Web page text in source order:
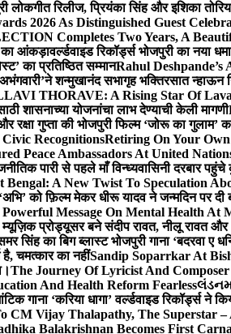
रिलीज, प्रियंका सिंह और इशिका
2026 As Distinguished Guest
Completes Two Years, A
का आंकड़ावर्ल्डवाइड रिकॉर्ड्स भोजपुरी का नया
का प्रतिष्ठित सम्मानRahul
शन्मुखानंद सभागृह भक्तिरसात न्हाऊन
THORAVE: A Rising Star Of
शासनाच्या योजनांचा लाभ देण्याची केली मागणी
रक्षा गुप्ता की भोजपुरी फिल्म ‘जोरू का गुलाम’
RecognitionsRetiring On Your
Peace Ambassadors At United
पारी से पहले माँ विन्ध्यवासिनी दरबार पहुंचे
Bengal: A New Twist To Speculation
को फ़िल्म मेकर धीरू यादव ने जन्मदिन पर दी
Message On Mental Health At
म्यूज़िक प्रोड्यूसर बने संदीप रावत, नीलू रावत और
सिंह का बिग ब्लास्ट भोजपुरी गाना ‘बदरवा
है, चमत्कार का नहींSandip Soparrkar At
The Journey Of Lyricist And
And Health Reform Fearless
गाना ‘करिया धागा’ वर्ल्डवाइड रिकॉर्ड्स ने
CM Vijay Thalapathy, The Superstar
Balakrishnan Becomes First